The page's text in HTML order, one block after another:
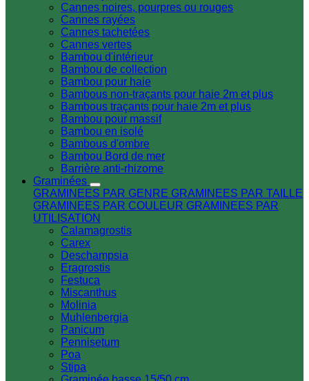
Cannes noires, pourpres ou rouges
Cannes rayées
Cannes tachetées
Cannes vertes
Bambou d'intérieur
Bambou de collection
Bambou pour haie
Bambous non-traçants pour haie 2m et plus
Bambous traçants pour haie 2m et plus
Bambou pour massif
Bambou en isolé
Bambous d'ombre
Bambou Bord de mer
Barrière anti-rhizome
Graminées
GRAMINEES PAR GENRE GRAMINEES PAR TAILLE
GRAMINEES PAR COULEUR GRAMINEES PAR
UTILISATION
Calamagrostis
Carex
Deschampsia
Eragrostis
Festuca
Miscanthus
Molinia
Muhlenbergia
Panicum
Pennisetum
Poa
Stipa